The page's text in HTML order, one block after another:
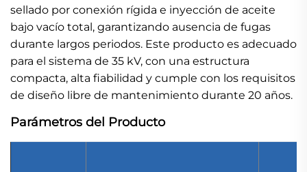
sellado por conexión rígida e inyección de aceite
bajo vacío total, garantizando ausencia de fugas
durante largos periodos. Este producto es adecuado
para el sistema de 35 kV, con una estructura
compacta, alta fiabilidad y cumple con los requisitos
de diseño libre de mantenimiento durante 20 años.
Parámetros del Producto